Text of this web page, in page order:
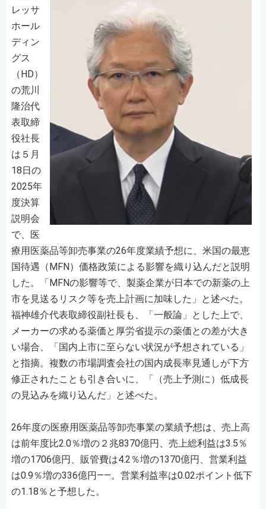
レッサ
ホール
ディン
グス
（HD）
の荒川
隆治代
表取締
役社長
は５月
18日の
2025年
度決算
説明会
で、医
療用医薬品等卸売事業の26年度業績予想に、米国の最恵
国待遇（MFN）価格政策による影響を織り込んだと説明
した。「MFNの影響等で、製薬企業が日本での新薬の上
市を見送るリスク等を売上計画に加味した」と述べた。
福神雄介代表取締役副社長も、「一般論」とした上で、
メーカーの求める薬価と厚労省提示の薬価との差が大き
い場合、「国内上市に至らない状況が予想されている」
と指摘。複数の市場調査会社の国内成長率見通しが下方
修正されたことも引き合いに、「（売上予測に）低成長
の見込みを織り込んだ」と述べた。
26年度の医療用医薬品等卸売事業の業績予想は、売上高
は前年度比2.0％増の２兆8370億円、売上総利益は3.5％
増の1706億円、販管費は4.2％増の1370億円、営業利益
は0.9％増の336億円――。営業利益率は0.02ポイント低下
の1.18％と予想した。